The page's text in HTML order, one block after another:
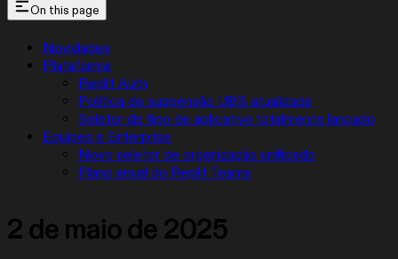
On this page
Novidades
Plataforma
Replit Auth
Política de suspensão UBB atualizada
Seletor de tipo de aplicativo totalmente lançado
Equipes e Enterprise
Novo seletor de organização unificado
Plano anual do Replit Teams
2 de maio de 2025